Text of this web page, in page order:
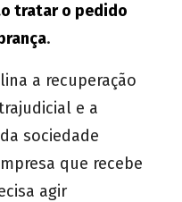
tratar o pedido
.
a recuperação
e a
sociedade
que recebe
agir